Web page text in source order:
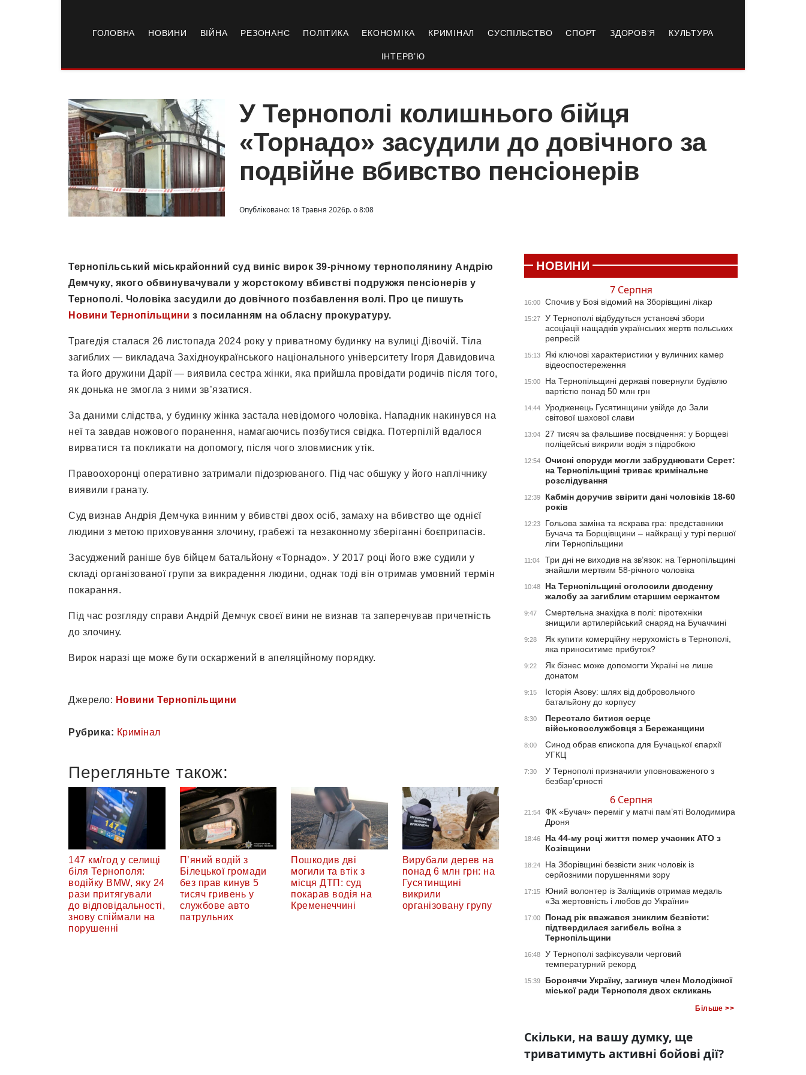
ГОЛОВНА НОВИНИ ВІЙНА РЕЗОНАНС ПОЛІТИКА ЕКОНОМІКА КРИМІНАЛ СУСПІЛЬСТВО СПОРТ ЗДОРОВ’Я КУЛЬТУРА
ІНТЕРВ’Ю
У Тернополі колишнього бійця
«Торнадо» засудили до довічного за
подвійне вбивство пенсіонерів
Опубліковано: 18 Травня 2026р. о 8:08
Тернопільський міськрайонний суд виніс вирок 39-річному тернополянину Андрію
Демчуку, якого обвинувачували у жорстокому вбивстві подружжя пенсіонерів у
Тернополі. Чоловіка засудили до довічного позбавлення волі. Про це пишуть
Новини Тернопільщини з посиланням на обласну прокуратуру.
Трагедія сталася 26 листопада 2024 року у приватному будинку на вулиці Дівочій. Тіла
загиблих — викладача Західноукраїнського національного університету Ігоря Давидовича
та його дружини Дарії — виявила сестра жінки, яка прийшла провідати родичів після того,
як донька не змогла з ними зв’язатися.
За даними слідства, у будинку жінка застала невідомого чоловіка. Нападник накинувся на
неї та завдав ножового поранення, намагаючись позбутися свідка. Потерпілій вдалося
вирватися та покликати на допомогу, після чого зловмисник утік.
Правоохоронці оперативно затримали підозрюваного. Під час обшуку у його наплічнику
виявили гранату.
Суд визнав Андрія Демчука винним у вбивстві двох осіб, замаху на вбивство ще однієї
людини з метою приховування злочину, грабежі та незаконному зберіганні боєприпасів.
Засуджений раніше був бійцем батальйону «Торнадо». У 2017 році його вже судили у
складі організованої групи за викрадення людини, однак тоді він отримав умовний термін
покарання.
Під час розгляду справи Андрій Демчук своєї вини не визнав та заперечував причетність
до злочину.
Вирок наразі ще може бути оскаржений в апеляційному порядку.
Джерело: Новини Тернопільщини
Рубрика: Кримінал
Перегляньте також:
147 км/год у селищі
біля Тернополя:
водійку BMW, яку 24
рази притягували
до відповідальності,
знову спіймали на
порушенні
П’яний водій з
Білецької громади
без прав кинув 5
тисяч гривень у
службове авто
патрульних
Пошкодив дві
могили та втік з
місця ДТП: суд
покарав водія на
Кременеччині
Вирубали дерев на
понад 6 млн грн: на
Гусятинщині
викрили
організовану групу
НОВИНИ
7 Серпня
16:00 Спочив у Бозі відомий на Зборівщині лікар
15:27
У Тернополі відбудуться установчі збори
асоціації нащадків українських жертв польських
репресій
15:13
Які ключові характеристики у вуличних камер
відеоспостереження
15:00
На Тернопільщині державі повернули будівлю
вартістю понад 50 млн грн
14:44
Уродженець Гусятинщини увійде до Зали
світової шахової слави
13:04
27 тисяч за фальшиве посвідчення: у Борщеві
поліцейські викрили водія з підробкою
12:54
Очисні споруди могли забруднювати Серет:
на Тернопільщині триває кримінальне
розслідування
12:39
Кабмін доручив звірити дані чоловіків 18-60
років
12:23
Гольова заміна та яскрава гра: представники
Бучача та Борщівщини – найкращі у турі першої
ліги Тернопільщини
11:04
Три дні не виходив на зв’язок: на Тернопільщині
знайшли мертвим 58-річного чоловіка
10:48
На Тернопільщині оголосили дводенну
жалобу за загиблим старшим сержантом
9:47
Смертельна знахідка в полі: піротехніки
знищили артилерійський снаряд на Бучаччині
9:28
Як купити комерційну нерухомість в Тернополі,
яка приноситиме прибуток?
9:22
Як бізнес може допомогти Україні не лише
донатом
9:15
Історія Азову: шлях від добровольчого
батальйону до корпусу
8:30
Перестало битися серце
військовослужбовця з Бережанщини
8:00
Синод обрав єпископа для Бучацької єпархії
УГКЦ
7:30
У Тернополі призначили уповноваженого з
безбар’єрності
6 Серпня
21:54
ФК «Бучач» переміг у матчі пам’яті Володимира
Дроня
18:46
На 44-му році життя помер учасник АТО з
Козівщини
18:24
На Зборівщині безвісти зник чоловік із
серйозними порушеннями зору
17:15
Юний волонтер із Заліщиків отримав медаль
«За жертовність і любов до України»
17:00
Понад рік вважався зниклим безвісти:
підтвердилася загибель воїна з
Тернопільщини
16:48
У Тернополі зафіксували черговий
температурний рекорд
15:39
Боронячи Україну, загинув член Молодіжної
міської ради Тернополя двох скликань
Більше >>
Скільки, на вашу думку, ще
триватимуть активні бойові дії?